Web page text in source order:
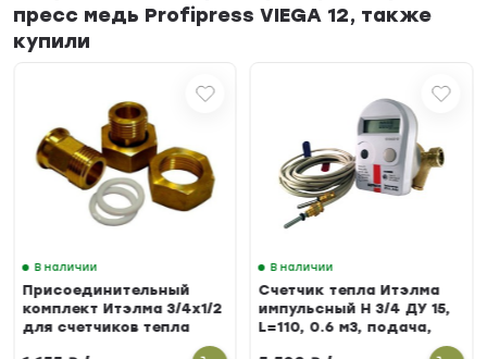
пресс медь Profipress VIEGA 12, также
купили
В наличии
Присоединительный
комплект Итэлма 3/4х1/2
для счетчиков тепла
В наличии
Счетчик тепла Итэлма
импульсный Н 3/4 ДУ 15,
L=110, 0.6 м3, подача,